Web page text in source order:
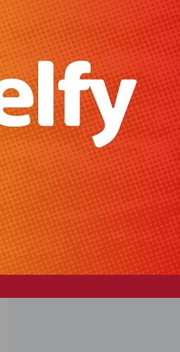
Bonoloto
Primitiva
El Gordo
Euromillones
Loteria
Once
PUBLICIDAD